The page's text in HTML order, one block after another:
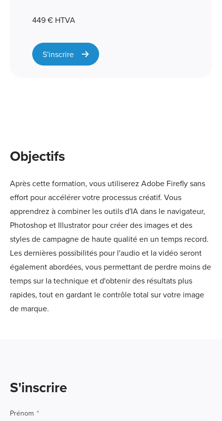
449 € HTVA
S'inscrire
Objectifs
Après cette formation, vous utiliserez Adobe Firefly sans
effort pour accélérer votre processus créatif. Vous
apprendrez à combiner les outils d'IA dans le navigateur,
Photoshop et Illustrator pour créer des images et des
styles de campagne de haute qualité en un temps record.
Les dernières possibilités pour l'audio et la vidéo seront
également abordées, vous permettant de perdre moins de
temps sur la technique et d'obtenir des résultats plus
rapides, tout en gardant le contrôle total sur votre image
de marque.
S'inscrire
Prénom